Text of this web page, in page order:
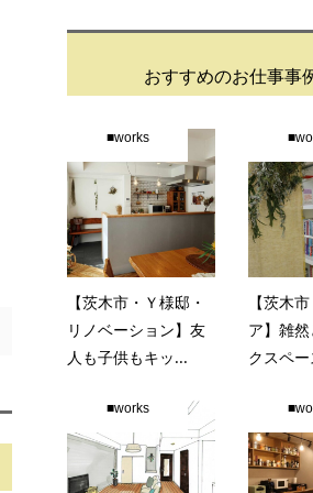
おすすめのお仕事事
■works
【茨木市・Ｙ様邸・
リノベーション】友
人も子供もキッ...
【茨木
ア】雑
クスペ
■works